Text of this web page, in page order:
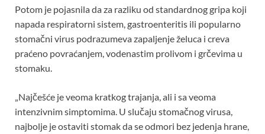
Potom je pojasnila da za razliku od standardnog gripa koji
napada respiratorni sistem, gastroenteritis ili popularno
stomačni virus podrazumeva zapaljenje želuca i creva
praćeno povraćanjem, vodenastim prolivom i grčevima u
stomaku.
„Najčešće je veoma kratkog trajanja, ali i sa veoma
intenzivnim simptomima. U slučaju stomačnog virusa,
najbolje je ostaviti stomak da se odmori bez jedenja hrane,